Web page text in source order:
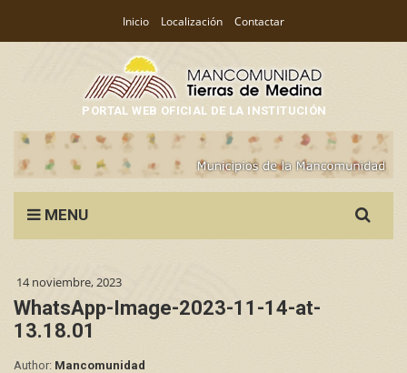
Inicio Localización Contactar
PORTAL WEB OFICIAL DE LA INSTITUCIÓN
MENU
for:
14 noviembre, 2023
WhatsApp-Image-2023-11-14-at-
13.18.01
Author: Mancomunidad